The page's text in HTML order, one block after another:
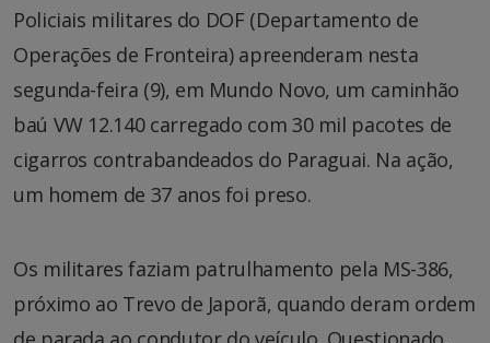
Policiais militares do DOF (Departamento de
Operações de Fronteira) apreenderam nesta
segunda-feira (9), em Mundo Novo, um caminhão
baú VW 12.140 carregado com 30 mil pacotes de
cigarros contrabandeados do Paraguai. Na ação,
um homem de 37 anos foi preso.
Os militares faziam patrulhamento pela MS-386,
próximo ao Trevo de Japorã, quando deram ordem